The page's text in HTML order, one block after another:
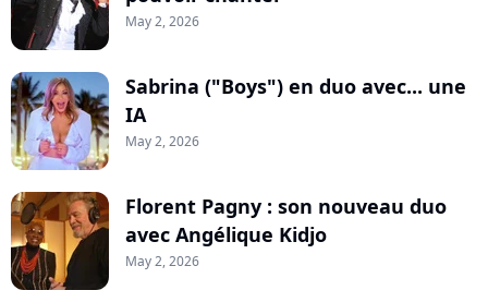
May 2, 2026
Sabrina ("Boys") en duo avec... une
IA
May 2, 2026
Florent Pagny : son nouveau duo
avec Angélique Kidjo
May 2, 2026